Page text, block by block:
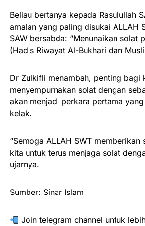
Beliau bertanya kepada Rasulullah
amalan yang paling disukai ALLAH
SAW bersabda: “Menunaikan solat
(Hadis Riwayat Al-Bukhari dan
Dr Zulkifli menambah, penting bagi
menyempurnakan solat dengan
akan menjadi perkara pertama
kelak.
“Semoga ALLAH SWT memberikan
kita untuk terus menjaga solat
ujarnya.
Sumber: Sinar Islam
Join telegram channel untuk